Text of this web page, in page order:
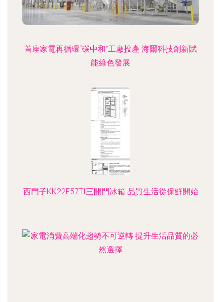
首座家電再循環“碳中和”工廠投產 海爾科技創新賦
能綠色發展
西門子KK22F57TI三開門冰箱 品質生活從保鮮開始